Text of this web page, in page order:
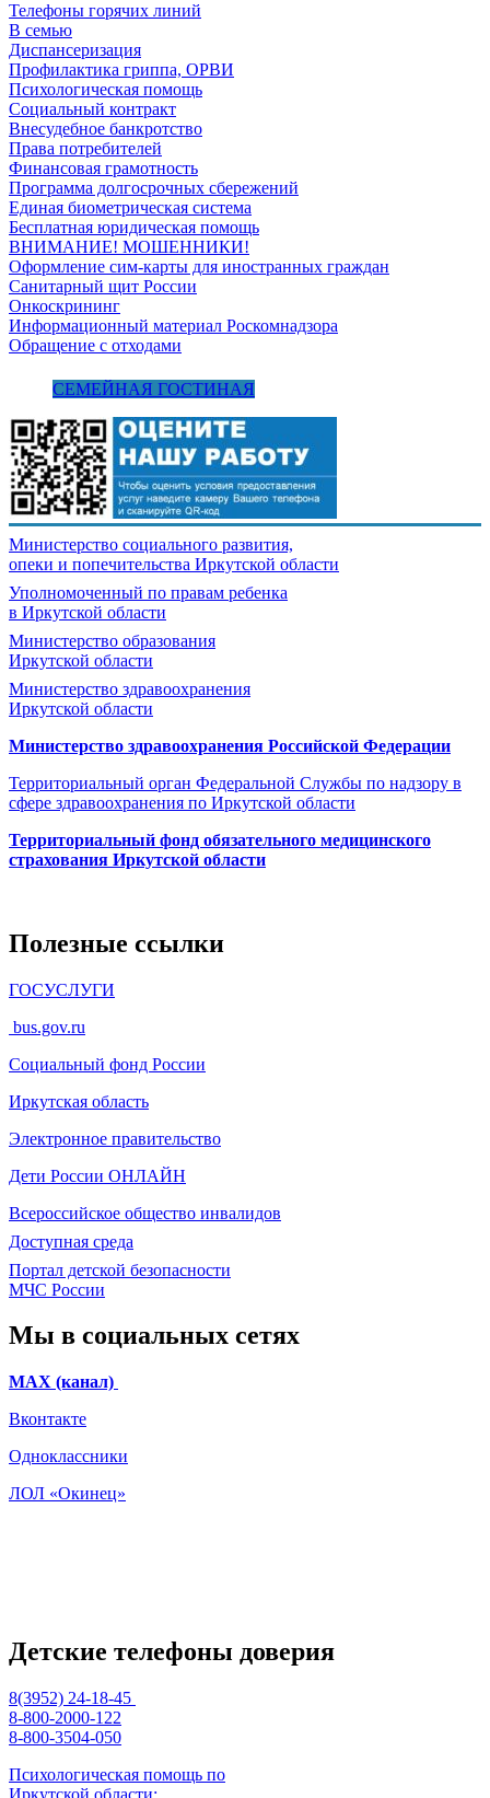
Телефоны горячих линий
В семью
Диспансеризация
Профилактика гриппа, ОРВИ
Психологическая помощь
Социальный контракт
Внесудебное банкротство
Права потребителей
Финансовая грамотность
Программа долгосрочных сбережений
Единая биометрическая система
Бесплатная юридическая помощь
ВНИМАНИЕ! МОШЕННИКИ!
Оформление сим-карты для иностранных граждан
Санитарный щит России
Онкоскрининг
Информационный материал Роскомнадзора
Обращение с отходами
СЕМЕЙНАЯ ГОСТИНАЯ
Министерство социального развития,
опеки и попечительства Иркутской области
Уполномоченный по правам ребенка
в Иркутской области
Министерство образования
Иркутской области
Министерство здравоохранения
Иркутской области
Министерство здравоохранения Росcийской Федерации
Территориальный орган Федеральной Службы по надзору в
сфере здравоохранения по Иркутской области
Территориальный фонд обязательного медицинского
страхования Иркутской области
Полезные ссылки
ГОСУСЛУГИ
bus.gov.ru
Социальный фонд России
Иркутская область
Электронное правительство
Дети России ОНЛАЙН
Всероссийское общество инвалидов
Доступная среда
Портал детской безопасности
МЧС России
Мы в социальных сетях
МАХ (канал)
Вконтакте
Одноклассники
ЛОЛ «Окинец»
Детские телефоны доверия
8(3952) 24-18-45
8-800-2000-122
8-800-3504-050
Психологическая помощь по